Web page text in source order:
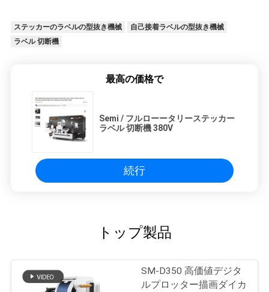
ステッカーのラベルの型抜き機械
自己接着ラベルの型抜き機械
ラベル 切断機
最高の価格で
Semi / フルローータリーステッカー
ラベル 切断機 380V
続行
トップ製品
SM-D350 高価値デジタ
ルプロッター描画ダイカ